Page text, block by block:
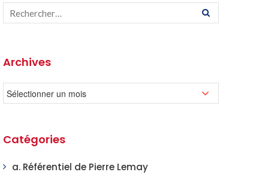
Archives
Catégories
a. Référentiel de Pierre Lemay